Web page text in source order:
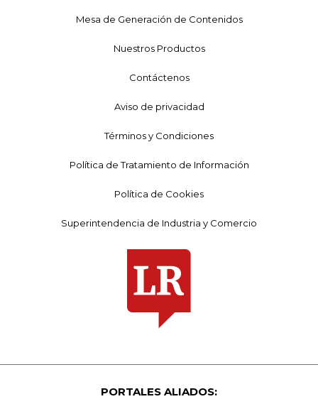
Mesa de Generación de Contenidos
Nuestros Productos
Contáctenos
Aviso de privacidad
Términos y Condiciones
Política de Tratamiento de Información
Política de Cookies
Superintendencia de Industria y Comercio
PORTALES ALIADOS: